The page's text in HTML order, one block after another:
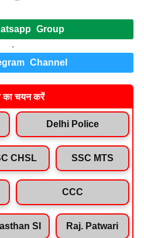
Group
.
Channel
का चयन करें
Delhi Police
CHSL SSC MTS
CCC
SI Raj. Patwari